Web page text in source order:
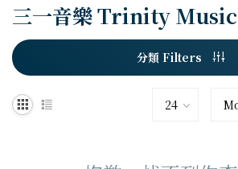
三一音樂 Trinity Music
分類 Filters